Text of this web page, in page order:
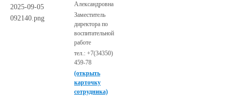
Александровна
Заместитель
директора по
воспитательной
работе
тел.: +7(34350)
459-78
(открыть
карточку
сотрудника)